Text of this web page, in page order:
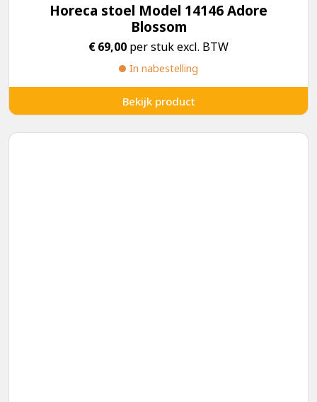
Horeca stoel Model 14146 Adore
Blossom
€69,00 per stuk excl. BTW
In nabestelling
Bekijk product